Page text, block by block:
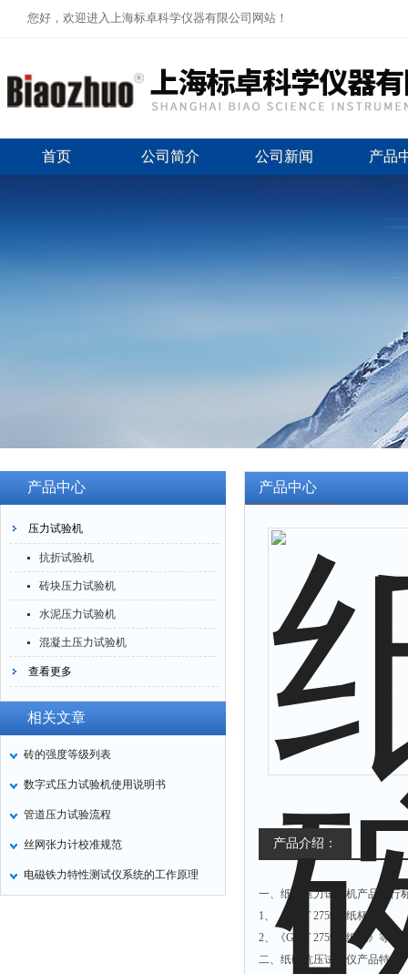
您好，欢迎进入上海标卓科学仪器有限公司网站！
首页 公司简介 公司新闻 产品
产品中心
压力试验机
抗折试验机
砖块压力试验机
水泥压力试验机
混凝土压力试验机
查看更多
相关文章
砖的强度等级列表
数字式压力试验机使用说明书
管道压力试验流程
丝网张力计校准规范
电磁铁力特性测试仪系统的工作原理
产品中心
产品介绍：
一、纸碗压力试验机产品执行
1、《GB/T 27590 纸杯》
2、《GB/T 27591 纸碗》等相
二、纸碗抗压试验仪产品特点